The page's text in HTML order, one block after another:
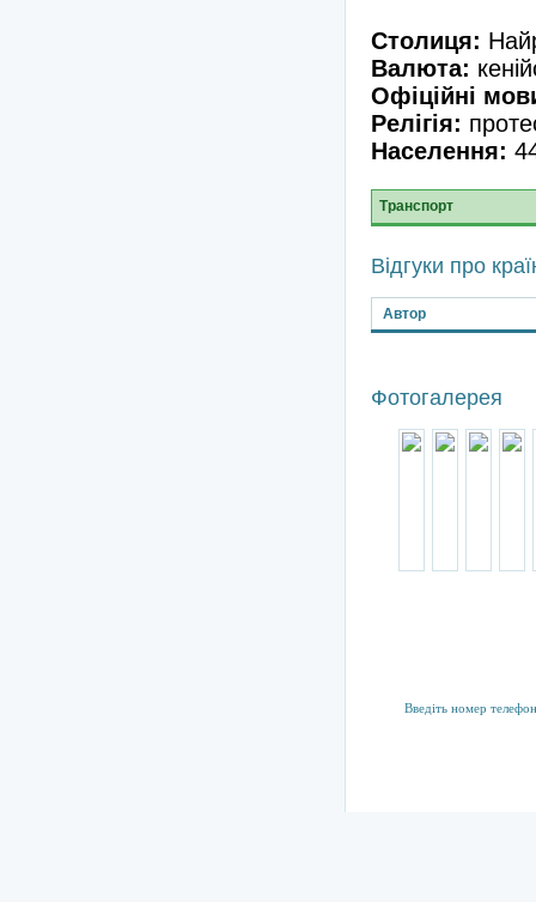
Столиця:
Валюта:
Офіційні
Релігія:
Населення:
Транспорт
Відгуки про
Автор
Фотогалерея